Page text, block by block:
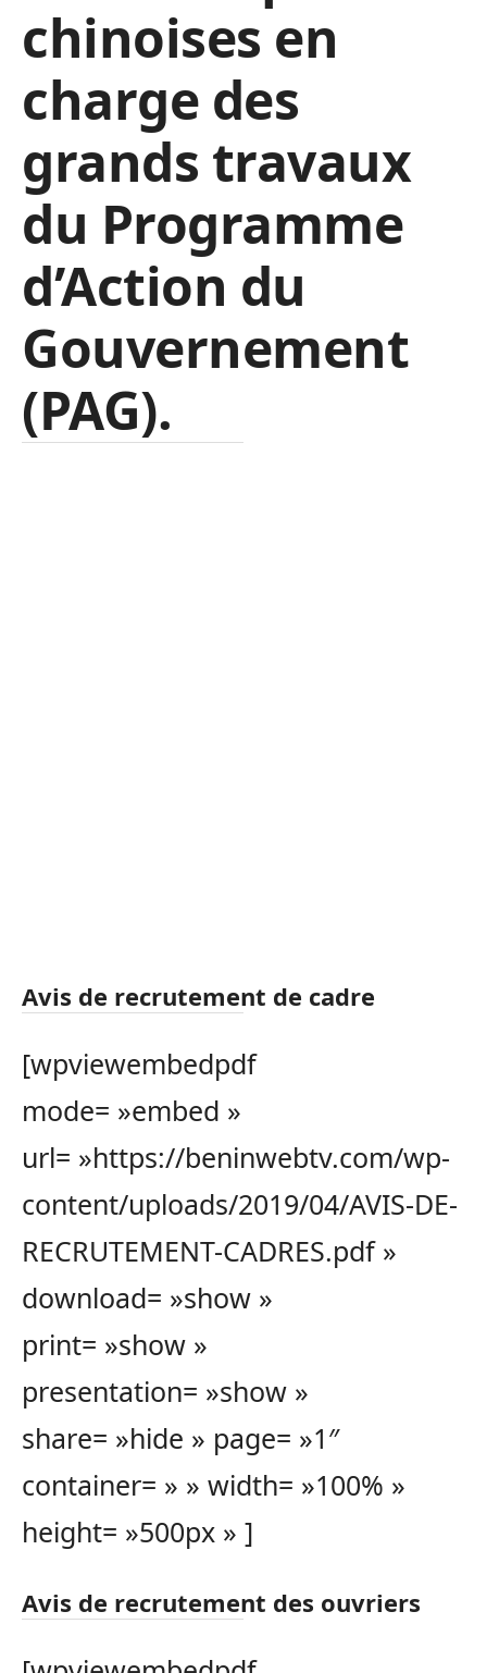
chinoises en
charge des
grands travaux
du Programme
d’Action du
Gouvernement
(PAG).
Avis de recrutement de cadre
[wpviewembedpdf
mode= »embed »
url= »https://beninwebtv.com/wp-
content/uploads/2019/04/AVIS-DE-
RECRUTEMENT-CADRES.pdf »
download= »show »
print= »show »
presentation= »show »
share= »hide » page= »1″
container= » » width= »100% »
height= »500px » ]
Avis de recrutement des ouvriers